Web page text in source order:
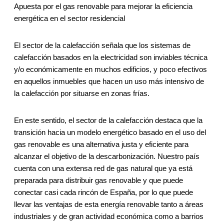
Apuesta por el gas renovable para mejorar la eficiencia
energética en el sector residencial
El sector de la calefacción señala que los sistemas de
calefacción basados en la electricidad son inviables técnica
y/o económicamente en muchos edificios, y poco efectivos
en aquellos inmuebles que hacen un uso más intensivo de
la calefacción por situarse en zonas frías.
En este sentido, el sector de la calefacción destaca que la
transición hacia un modelo energético basado en el uso del
gas renovable es una alternativa justa y eficiente para
alcanzar el objetivo de la descarbonización. Nuestro país
cuenta con una extensa red de gas natural que ya está
preparada para distribuir gas renovable y que puede
conectar casi cada rincón de España, por lo que puede
llevar las ventajas de esta energía renovable tanto a áreas
industriales y de gran actividad económica como a barrios